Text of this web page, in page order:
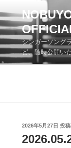
ン
テ
ン
ツ
へ
シンガーソング
ど、随時公開い
投
稿
日:
2026年5月27日 投